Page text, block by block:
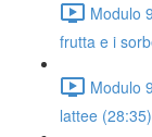
Modulo
frutta e i
Modulo
lattee (28:35)